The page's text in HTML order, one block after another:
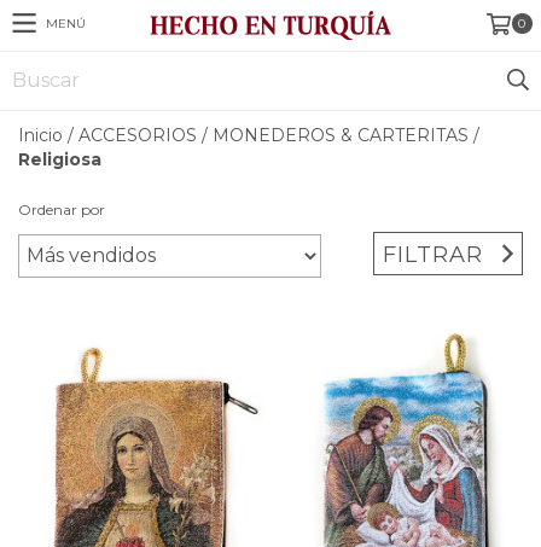
MENÚ 0
Inicio / ACCESORIOS / MONEDEROS & CARTERITAS /
Religiosa
Ordenar por
FILTRAR